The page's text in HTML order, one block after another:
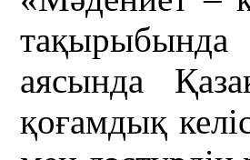
тақырыбында
аясында
қоғамдық